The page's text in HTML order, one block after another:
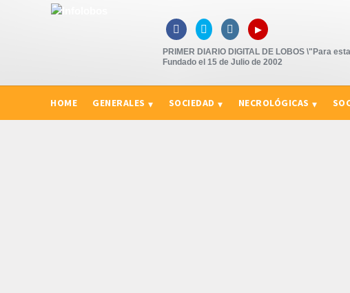
   ▸
PRIMER DIARIO DIGITAL DE LOBOS \"Para
Fundado el 15 de Julio de 2002
HOME GENERALES SOCIEDAD NECROLÓGICAS